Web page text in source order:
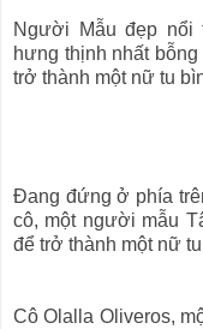
Người Mẫu đẹp nổi
hưng thịnh nhất
trở thành một nữ tu
Đang đứng ở phía
cô, một người mẫu
để trở thành một nữ
Cô Olalla Oliveros,